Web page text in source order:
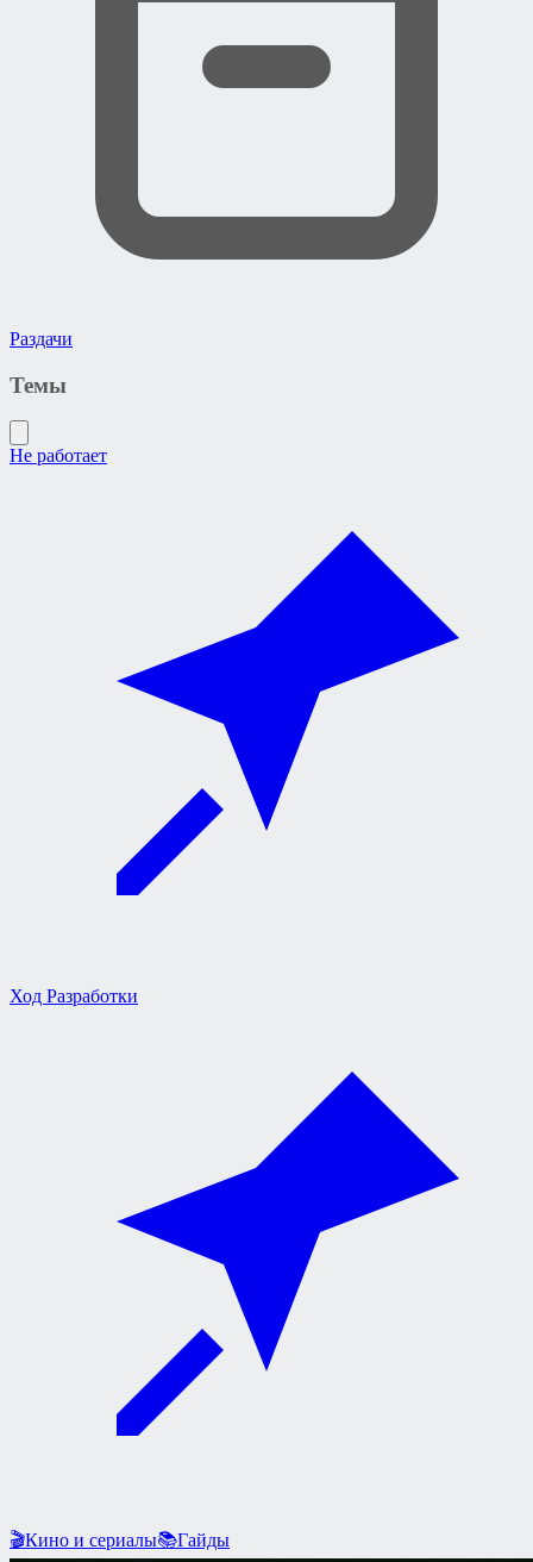
Раздачи
Темы
Не работает
Ход Разработки
🎬Кино и сериалы📚Гайды